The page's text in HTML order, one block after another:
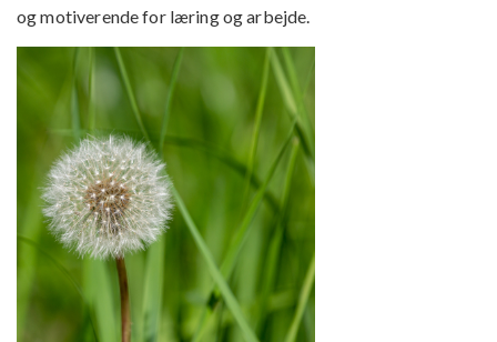
og motiverende for læring og arbejde.